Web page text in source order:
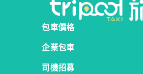
包車價格
企業包車
司機招募